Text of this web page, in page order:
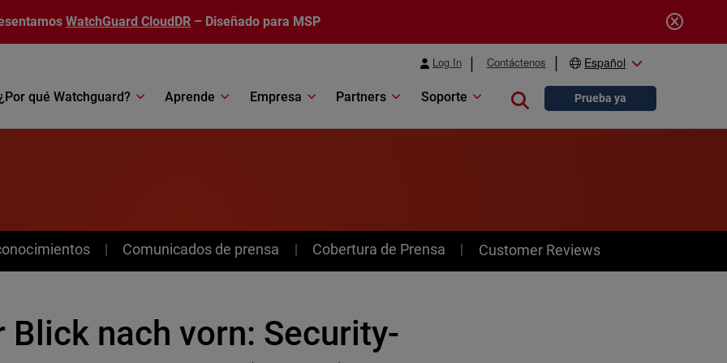
WatchGuard CloudDR – Diseñado para MSP
Log In Contáctenos Español
qué Watchguard? Aprende Empresa Partners Soporte Close searchPrueba ya
Comunicados de prensa Cobertura de Prensa Customer Reviews
Blick nach vorn: Security-